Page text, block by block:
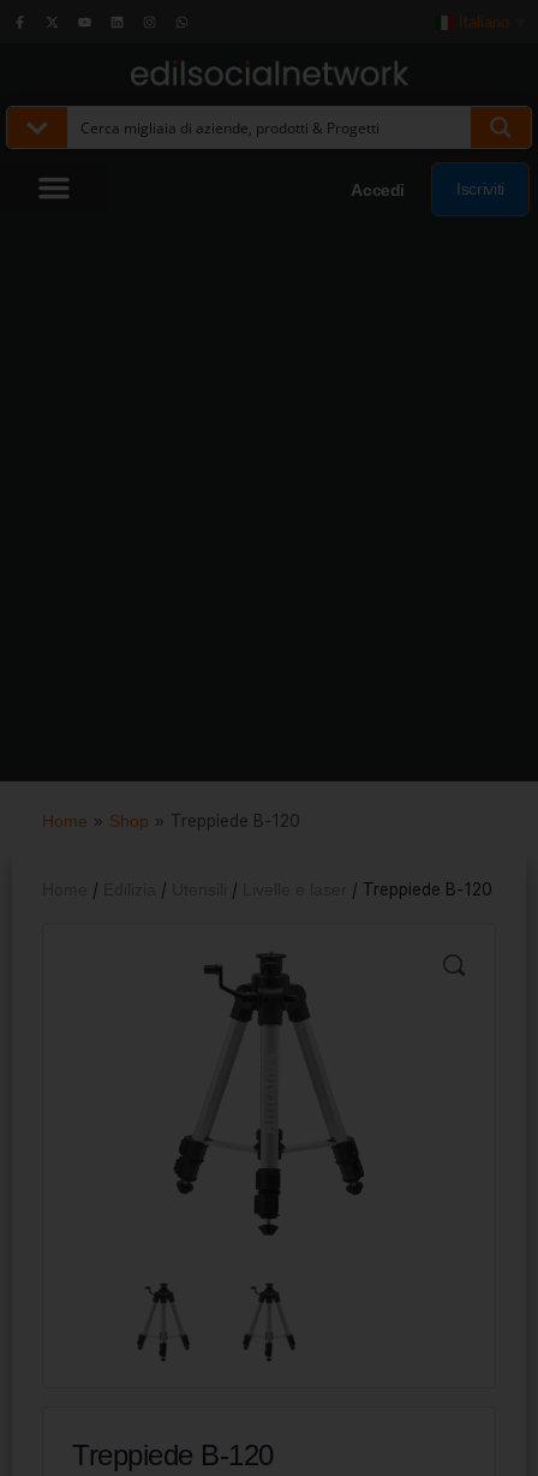
Italiano
Accedi Iscriviti
Home » Shop » Treppiede B-120
/ / / / Treppiede B-120
Treppiede B-120